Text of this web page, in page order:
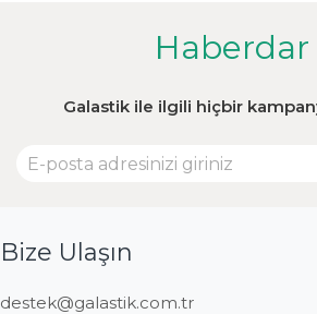
Haberdar
Galastik ile ilgili hiçbir
Bize Ulaşın
destek@galastik.com.tr